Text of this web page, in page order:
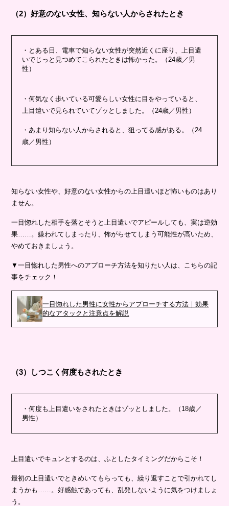
（2）好意のない女性、知らない人からされたとき
・とある日、電車で知らない女性が突然近くに座り、上目遣
いでじっと見つめてこられたときは怖かった。（24歳／男
性）
・何気なく歩いている可愛らしい女性に目をやっていると、
上目遣いで見られていてゾッとしました。（24歳／男性）
・あまり知らない人からされると、狙ってる感がある。（24
歳／男性）
知らない女性や、好意のない女性からの上目遣いほど怖いものはあり
ません。
一目惚れした相手を落とそうと上目遣いでアピールしても、実は逆効
果……。嫌われてしまったり、怖がらせてしまう可能性が高いため、
やめておきましょう。
▼一目惚れした男性へのアプローチ方法を知りたい人は、こちらの記
事をチェック！
一目惚れした男性に女性からアプローチする方法｜効果
的なアタックと注意点を解説
（3）しつこく何度もされたとき
・何度も上目遣いをされたときはゾッとしました。（18歳／
男性）
上目遣いでキュンとするのは、ふとしたタイミングだからこそ！
最初の上目遣いでときめいてもらっても、繰り返すことで引かれてし
まうかも……。好感触であっても、乱発しないように気をつけましょ
う。